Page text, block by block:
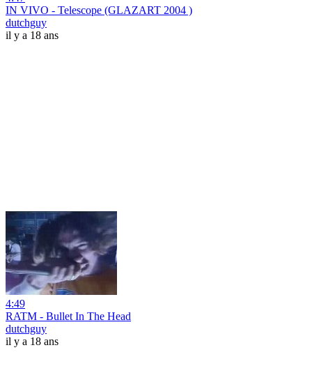
IN VIVO - Telescope (GLAZART 2004 )
dutchguy
il y a 18 ans
4:49
RATM - Bullet In The Head
dutchguy
il y a 18 ans